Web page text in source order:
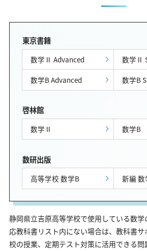
東京書籍
数学Ⅱ Advanced
数学Ⅱ
数学B Advanced
数学B
啓林館
数学Ⅱ 数学B
数研出版
高等学校 数学B 新編 数
静岡県立吉原高等学校で使用している数
応教科書リスト内にない場合は、教科書
校の授業、定期テスト対策に活用できる